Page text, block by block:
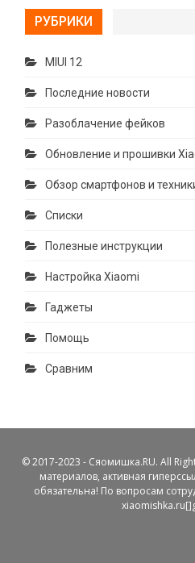
РУБРИКИ
MIUI 12
Последние новости
Разоблачение фейков
Обновление и прошивки
Обзор смартфонов и
Списки
Полезные инструкции
Настройка Xiaomi
Гаджеты
Помощь
Сравним
© 2017-2023 - Сяомишка.RU. All
материалов, активная
обязательна! По вопросам